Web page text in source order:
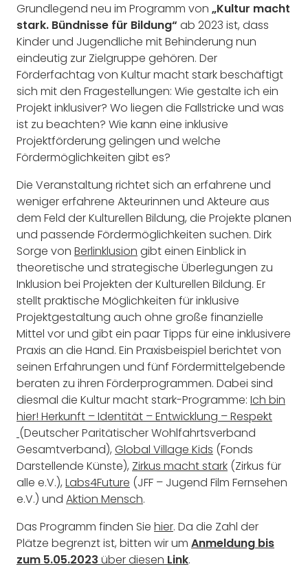
Grundlegend neu im Programm von „Kultur macht
stark. Bündnisse für Bildung“ ab 2023 ist, dass
Kinder und Jugendliche mit Behinderung nun
eindeutig zur Zielgruppe gehören. Der
Förderfachtag von Kultur macht stark beschäftigt
sich mit den Fragestellungen: Wie gestalte ich ein
Projekt inklusiver? Wo liegen die Fallstricke und was
ist zu beachten? Wie kann eine inklusive
Projektförderung gelingen und welche
Fördermöglichkeiten gibt es?
Die Veranstaltung richtet sich an erfahrene und
weniger erfahrene Akteurinnen und Akteure aus
dem Feld der Kulturellen Bildung, die Projekte planen
und passende Fördermöglichkeiten suchen. Dirk
Sorge von Berlinklusion gibt einen Einblick in
theoretische und strategische Überlegungen zu
Inklusion bei Projekten der Kulturellen Bildung. Er
stellt praktische Möglichkeiten für inklusive
Projektgestaltung auch ohne große finanzielle
Mittel vor und gibt ein paar Tipps für eine inklusivere
Praxis an die Hand. Ein Praxisbeispiel berichtet von
seinen Erfahrungen und fünf Fördermittelgebende
beraten zu ihren Förderprogrammen. Dabei sind
diesmal die Kultur macht stark-Programme: Ich bin
hier! Herkunft – Identität – Entwicklung – Respekt
(Deutscher Paritätischer Wohlfahrtsverband
Gesamtverband), Global Village Kids (Fonds
Darstellende Künste), Zirkus macht stark (Zirkus für
alle e.V.), Labs4Future (JFF – Jugend Film Fernsehen
e.V.) und Aktion Mensch.
Das Programm finden Sie hier. Da die Zahl der
Plätze begrenzt ist, bitten wir um Anmeldung bis
zum 5.05.2023 über diesen Link.